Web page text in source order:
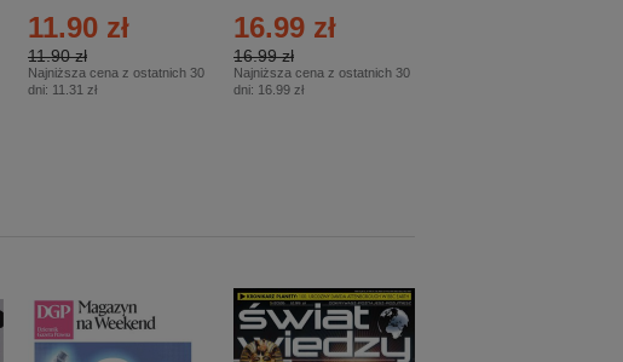
11.90 zł
11.90 zł
Najniższa cena z ostatnich 30
dni: 11.31 zł
16.99 zł
16.99 zł
Najniższa cena z ostatnich 30
dni: 16.99 zł